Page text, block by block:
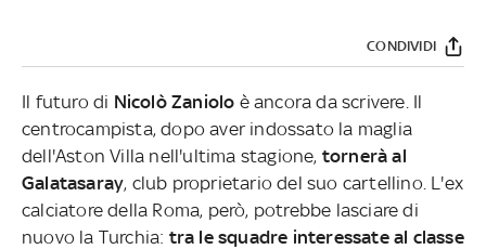
CONDIVIDI
Il futuro di Nicolò Zaniolo è ancora da scrivere. Il
centrocampista, dopo aver indossato la maglia
dell'Aston Villa nell'ultima stagione, tornerà al
Galatasaray, club proprietario del suo cartellino. L'ex
calciatore della Roma, però, potrebbe lasciare di
nuovo la Turchia: tra le squadre interessate al classe